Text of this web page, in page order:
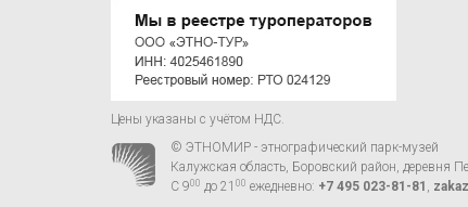
Цены указаны с учётом НДС.
© ЭТНОМИР - этнографический парк-музей
Калужская область, Боровский район, деревня
С 900 до 21 00 ежедневно: +7 495 023-81-81 ,